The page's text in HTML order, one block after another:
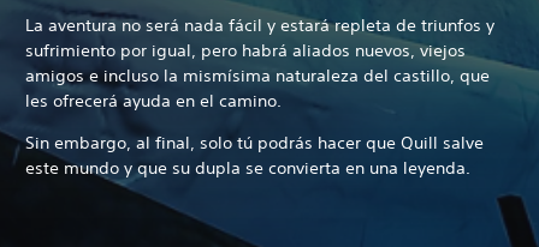
La aventura no será nada fácil y estará repleta de triunfos y
sufrimiento por igual, pero habrá aliados nuevos, viejos
amigos e incluso la mismísima naturaleza del castillo, que
les ofrecerá ayuda en el camino.
Sin embargo, al final, solo tú podrás hacer que Quill salve
este mundo y que su dupla se convierta en una leyenda.